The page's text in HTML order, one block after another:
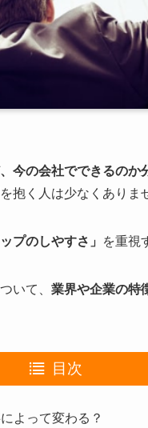
今の会社でできるのか
抱く人は少なくありま
プのしやすさ」 を重視
いて、 業界や企業の特
目次
よって変わる？